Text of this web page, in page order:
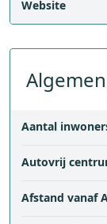
Website
Aantal
Autovrij
Afstand vanaf